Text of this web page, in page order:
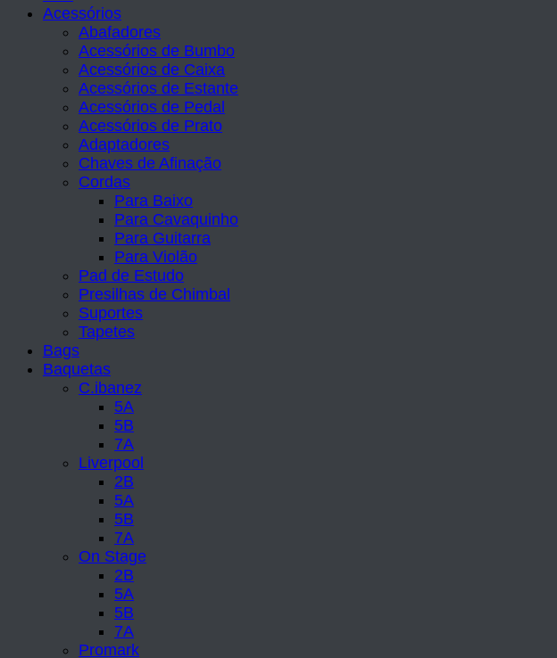
Acessórios
Abafadores
Acessórios de Bumbo
Acessórios de Caixa
Acessórios de Estante
Acessórios de Pedal
Acessórios de Prato
Adaptadores
Chaves de Afinação
Cordas
Para Baixo
Para Cavaquinho
Para Guitarra
Para Violão
Pad de Estudo
Presilhas de Chimbal
Suportes
Tapetes
Bags
Baquetas
C.ibanez
5A
5B
7A
Liverpool
2B
5A
5B
7A
On Stage
2B
5A
5B
7A
Promark